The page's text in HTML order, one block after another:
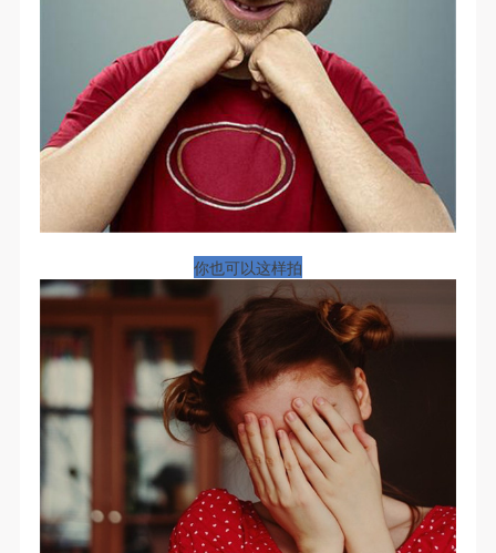
你也可以这样拍
的人身安全不负有民事及相关连带责任。
参加活动者在此次活动期间应主动遵守美术馆活动秩
序、维护美术馆场地及展示、展览、馆藏艺术作品及
衍生品的安全。活动中一旦因个人原因造成美术馆场
地、空间、艺术品、衍生品等受到不同程度的损失、
破坏。活动中任何非事故当事人及美术馆将不承担相
应的责任与损失，应由参与活动者根据相应的法律条
文、组织规定进行协商和赔偿。并追究相应的法律责
任和经济责任。
第六条
参与活动者在参与活动时应当在美术馆工作人员及活
动导师、教师指导下进行，并正确的使用活动中所涉
及到的绘画工具、创作材料及配套设备、设施，若参
与者因个人原因在使用相应绘画工具、创作材料及配
套设备、设施造成个人受伤、伤害他人及造成相应工
具、材料、设备或设施的故障或损坏。参与活动者应
当承当相应的全部责任，并主动赔偿相应的经济损
的人身安全不负有民事及相关连带责任。
参加活动者在此次活动期间应主动遵守美术馆活动秩
序、维护美术馆场地及展示、展览、馆藏艺术作品及
衍生品的安全。活动中一旦因个人原因造成美术馆场
地、空间、艺术品、衍生品等受到不同程度的损失、
破坏。活动中任何非事故当事人及美术馆将不承担相
应的责任与损失，应由参与活动者根据相应的法律条
文、组织规定进行协商和赔偿。并追究相应的法律责
任和经济责任。
第六条
参与活动者在参与活动时应当在美术馆工作人员及活
动导师、教师指导下进行，并正确的使用活动中所涉
及到的绘画工具、创作材料及配套设备、设施，若参
与者因个人原因在使用相应绘画工具、创作材料及配
套设备、设施造成个人受伤、伤害他人及造成相应工
具、材料、设备或设施的故障或损坏。参与活动者应
当承当相应的全部责任，并主动赔偿相应的经济损
的人身安全不负有民事及相关连带责任。
参加活动者在此次活动期间应主动遵守美术馆活动秩
序、维护美术馆场地及展示、展览、馆藏艺术作品及
衍生品的安全。活动中一旦因个人原因造成美术馆场
地、空间、艺术品、衍生品等受到不同程度的损失、
破坏。活动中任何非事故当事人及美术馆将不承担相
应的责任与损失，应由参与活动者根据相应的法律条
文、组织规定进行协商和赔偿。并追究相应的法律责
任和经济责任。
第六条
参与活动者在参与活动时应当在美术馆工作人员及活
动导师、教师指导下进行，并正确的使用活动中所涉
及到的绘画工具、创作材料及配套设备、设施，若参
与者因个人原因在使用相应绘画工具、创作材料及配
套设备、设施造成个人受伤、伤害他人及造成相应工
具、材料、设备或设施的故障或损坏。参与活动者应
当承当相应的全部责任，并主动赔偿相应的经济损